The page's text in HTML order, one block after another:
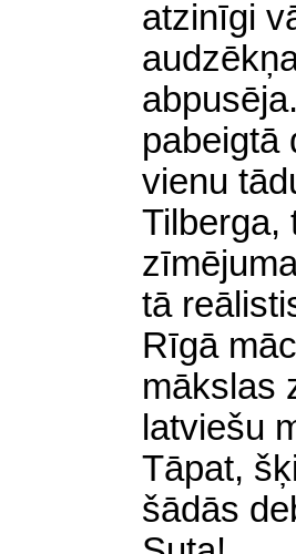
atzinīgi
pabeigtā
vienu
Tilberga,
tā
Rīgā
mākslas
latviešu
Tāpat,
šādās